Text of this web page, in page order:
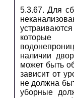
5.3.67. Для
наличии
может быть
зависит от
не должна
уборные